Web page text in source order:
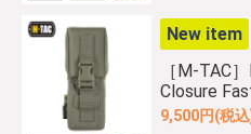
New item
［M-TAC
Closure
9,500円(税